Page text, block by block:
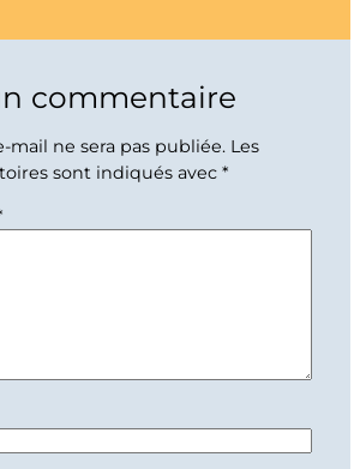
commentaire
mail ne sera pas publiée. Les
sont indiqués avec *